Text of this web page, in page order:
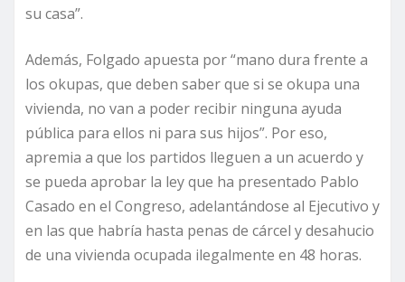
su casa”.
Además, Folgado apuesta por “mano dura frente a
los okupas, que deben saber que si se okupa una
vivienda, no van a poder recibir ninguna ayuda
pública para ellos ni para sus hijos”. Por eso,
apremia a que los partidos lleguen a un acuerdo y
se pueda aprobar la ley que ha presentado Pablo
Casado en el Congreso, adelantándose al Ejecutivo y
en las que habría hasta penas de cárcel y desahucio
de una vivienda ocupada ilegalmente en 48 horas.